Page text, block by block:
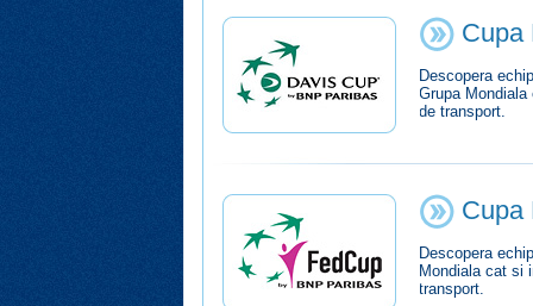
Cupa
Descopera
Grupa
de transport.
Cupa
Descopera
Mondiala cat si
transport.